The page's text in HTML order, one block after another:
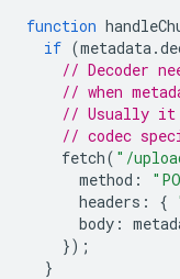
function
if (metadata .
// Decoder
// when
// Usually it
// codec
fetch( "/
method :
headers : {
body :
});
}